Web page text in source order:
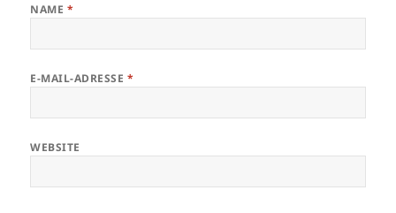
NAME *
E-MAIL-ADRESSE *
WEBSITE